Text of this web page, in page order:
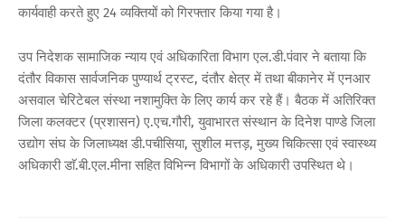
कार्यवाही करते हुए 24 व्यक्तियों को गिरफ्तार किया गया है।
उप निदेशक सामाजिक न्याय एवं अधिकारिता विभाग एल.डी.पंवार ने बताया कि
दंतौर विकास सार्वजनिक पुण्यार्थ ट्रस्ट, दंतौर क्षेत्र में तथा बीकानेर में एनआर
असवाल चेरिटेबल संस्था नशामुक्ति के लिए कार्य कर रहे हैं। बैठक में अतिरिक्त
जिला कलक्टर (प्रशासन) ए.एच.गौरी, युवाभारत संस्थान के दिनेश पाण्डे जिला
उद्योग संघ के जिलाध्यक्ष डी.पचीसिया, सुशील मत्तड़, मुख्य चिकित्सा एवं स्वास्थ्य
अधिकारी डाॅ.बी.एल.मीना सहित विभिन्न विभागों के अधिकारी उपस्थित थे।